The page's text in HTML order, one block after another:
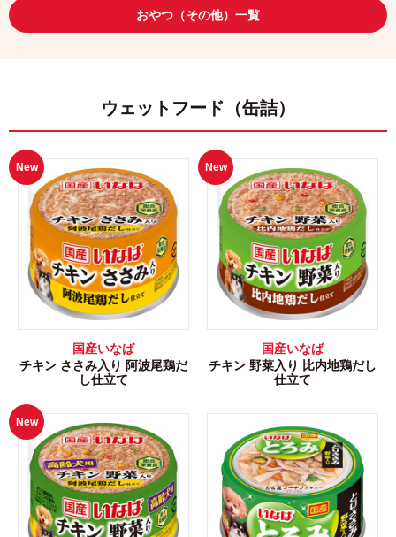
おやつ（その他）一覧
ウェットフード（缶詰）
New
国産いなば
チキン ささみ入り 阿波尾鶏だ
し仕立て
New
国産いなば
チキン 野菜入り 比内地鶏だし
仕立て
New